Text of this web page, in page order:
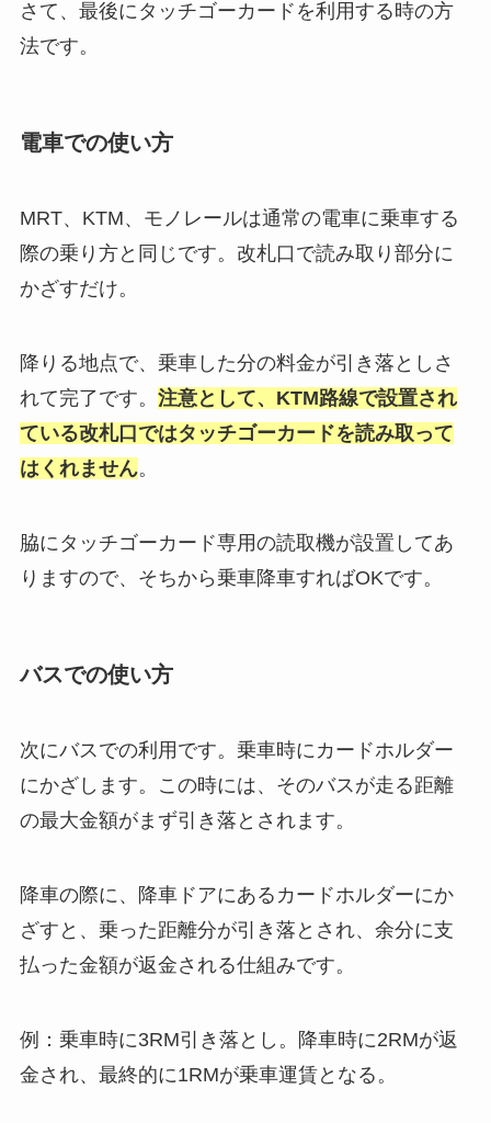
さて、最後にタッチゴーカードを利用する時の方
法です。
電車での使い方
MRT、KTM、モノレールは通常の電車に乗車する
際の乗り方と同じです。改札口で読み取り部分に
かざすだけ。
降りる地点で、乗車した分の料金が引き落としさ
れて完了です。 注意として、KTM路線で設置され
ている改札口ではタッチゴーカードを読み取って
はくれません。
脇にタッチゴーカード専用の読取機が設置してあ
りますので、そちから乗車降車すればOKです。
バスでの使い方
次にバスでの利用です。乗車時にカードホルダー
にかざします。この時には、そのバスが走る距離
の最大金額がまず引き落とされます。
降車の際に、降車ドアにあるカードホルダーにか
ざすと、乗った距離分が引き落とされ、余分に支
払った金額が返金される仕組みです。
例：乗車時に3RM引き落とし。降車時に2RMが返
金され、最終的に1RMが乗車運賃となる。